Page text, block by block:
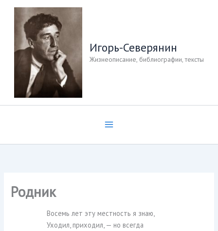
Перейти
содержимому
Игорь-Северянин
Жизнеописание, библиографии, тексты
Родник
Восемь лет эту местность я знаю,
Уходил, приходил, — но всегда